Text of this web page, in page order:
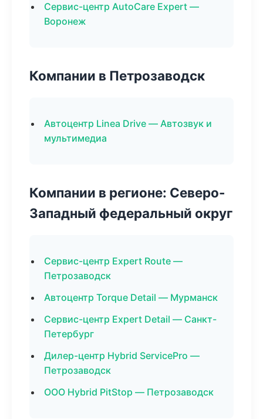
Сервис-центр AutoCare Expert —
Воронеж
Компании в Петрозаводск
Автоцентр Linea Drive — Автозвук и
мультимедиа
Компании в регионе: Северо-
Западный федеральный округ
Сервис-центр Expert Route —
Петрозаводск
Автоцентр Torque Detail — Мурманск
Сервис-центр Expert Detail — Санкт-
Петербург
Дилер-центр Hybrid ServicePro —
Петрозаводск
ООО Hybrid PitStop — Петрозаводск